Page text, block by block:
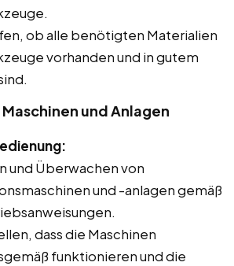
ob alle benötigten Materialien
vorhanden und in gutem
und Anlagen
und Überwachen von
und -anlagen gemäß
dass die Maschinen
funktionieren und die